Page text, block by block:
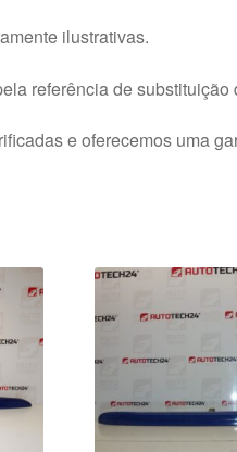
ilustrativas.
referência de substituição
e oferecemos uma